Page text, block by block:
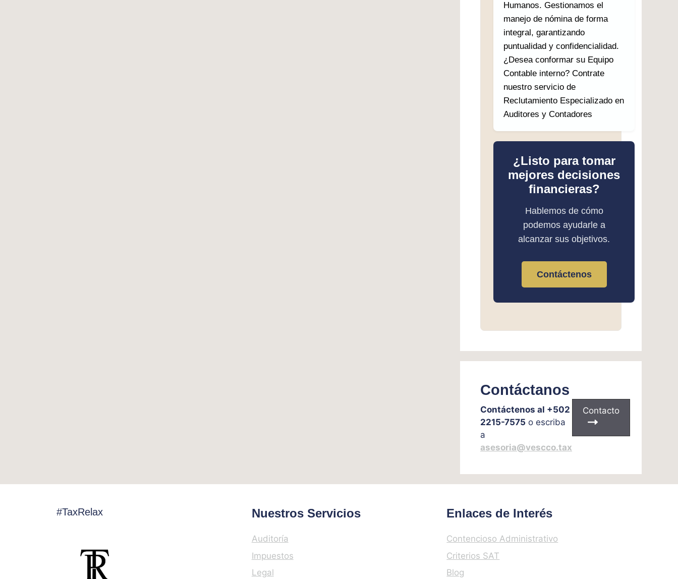
Humanos. Gestionamos el
manejo de nómina de forma
integral, garantizando
puntualidad y confidencialidad.
¿Desea conformar su Equipo
Contable interno? Contrate
nuestro servicio de
Reclutamiento Especializado en
Auditores y Contadores
¿Listo para tomar
mejores decisiones
financieras?
Hablemos de cómo
podemos ayudarle a
alcanzar sus objetivos.
Contáctenos
Contáctanos
Contáctenos al +502
2215-7575 o escriba
a
asesoria@vescco.tax
Contacto
#TaxRelax Nuestros Servicios
Auditoría
Impuestos
Legal
Enlaces de Interés
Contencioso Administrativo
Criterios SAT
Blog